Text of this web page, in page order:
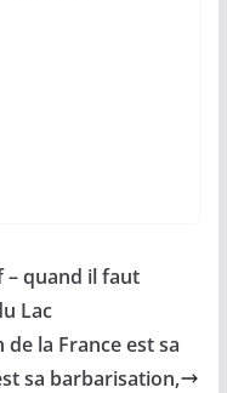
– quand il faut
Lac
la France est sa
sa barbarisation,